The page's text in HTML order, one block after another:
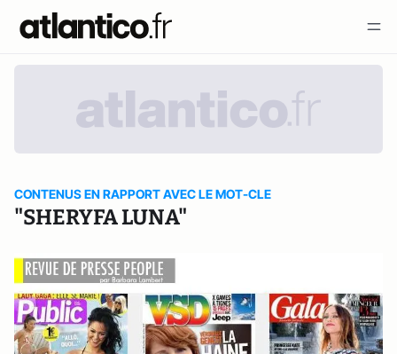
CONTENUS EN RAPPORT AVEC LE MOT-CLE
"SHERYFA LUNA"